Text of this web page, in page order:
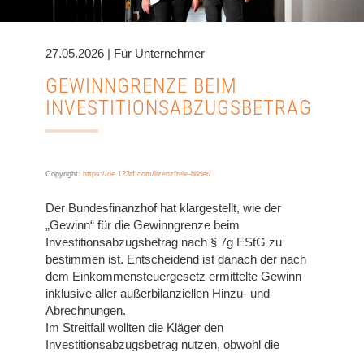
27.05.2026 | Für Unternehmer
GEWINNGRENZE BEIM
INVESTITIONSABZUGSBETRAG
Copyright: https://de.123rf.com/lizenzfreie-bilder/
Der Bundesfinanzhof hat klargestellt, wie der
„Gewinn“ für die Gewinngrenze beim
Investitionsabzugsbetrag nach § 7g EStG zu
bestimmen ist. Entscheidend ist danach der nach
dem Einkommensteuergesetz ermittelte Gewinn
inklusive aller außerbilanziellen Hinzu- und
Abrechnungen.
Im Streitfall wollten die Kläger den
Investitionsabzugsbetrag nutzen, obwohl die